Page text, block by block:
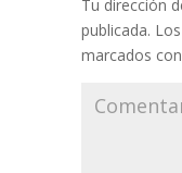
Tu dirección
publicada.
marcados con